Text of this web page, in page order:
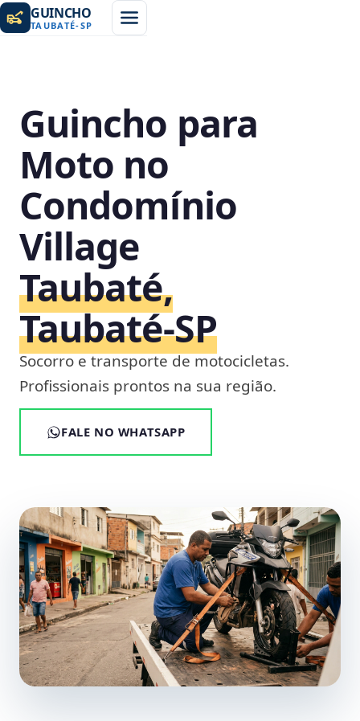
GUINCHO
TAUBATÉ-SP
Guincho para
Moto no
Condomínio
Village
Taubaté,
Taubaté‑SP
Socorro e transporte de motocicletas.
Profissionais prontos na sua região.
FALE NO WHATSAPP